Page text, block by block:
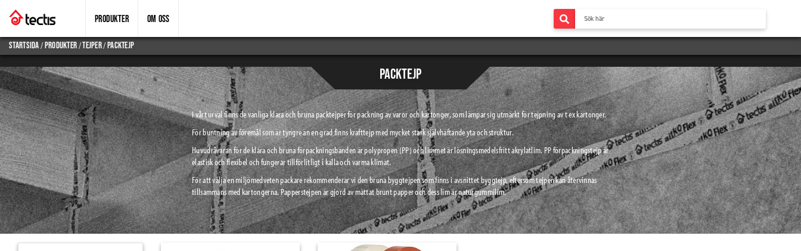
PRODUKTER OM OSS
Startsida/produkter/tejper/packtejp
PACKTEJP
I vårt urval finns de vanliga klara och bruna packtejper för packning av varor och kartonger, som lämpar sig utmärkt för tejpning av t ex kartonger.
För buntning av föremål som är tyngre än en grad finns krafttejp med mycket stark självhäftande yta och struktur.
Huvudråvaran för de klara och bruna förpackningsbanden är polypropen (PP) och limmet är lösningsmedelsfritt akrylatlim. PP förpackningstejp är
elastisk och flexibel och fungerar tillförlitligt i kalla och varma klimat.
För att välja en miljömedveten packare rekommenderar vi den bruna byggtejpen som finns i avsnittet byggtejp, eftersom tejpen kan återvinnas
tillsammans med kartongerna. Papperstejpen är gjord av mättat brunt papper och dess lim är naturgummilim.